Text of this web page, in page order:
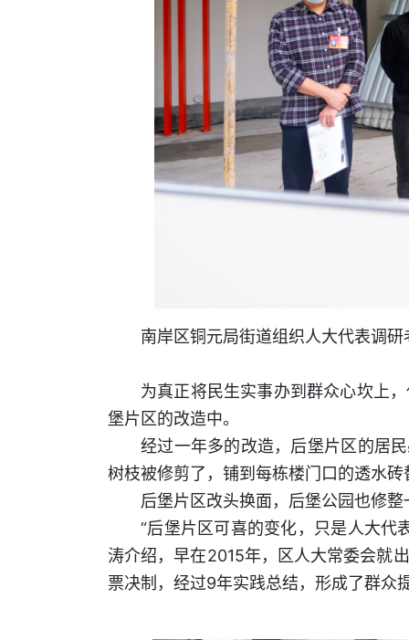
南岸区铜元局街道组织人大代表调
为真正将民生实事办到群众心坎上
堡片区的改造中。
经过一年多的改造，后堡片区的居
树枝被修剪了，铺到每栋楼门口的透水
后堡片区改头换面，后堡公园也修
“后堡片区可喜的变化，只是人大代
涛介绍，早在2015年，区人大常委会就
票决制，经过9年实践总结，形成了群众